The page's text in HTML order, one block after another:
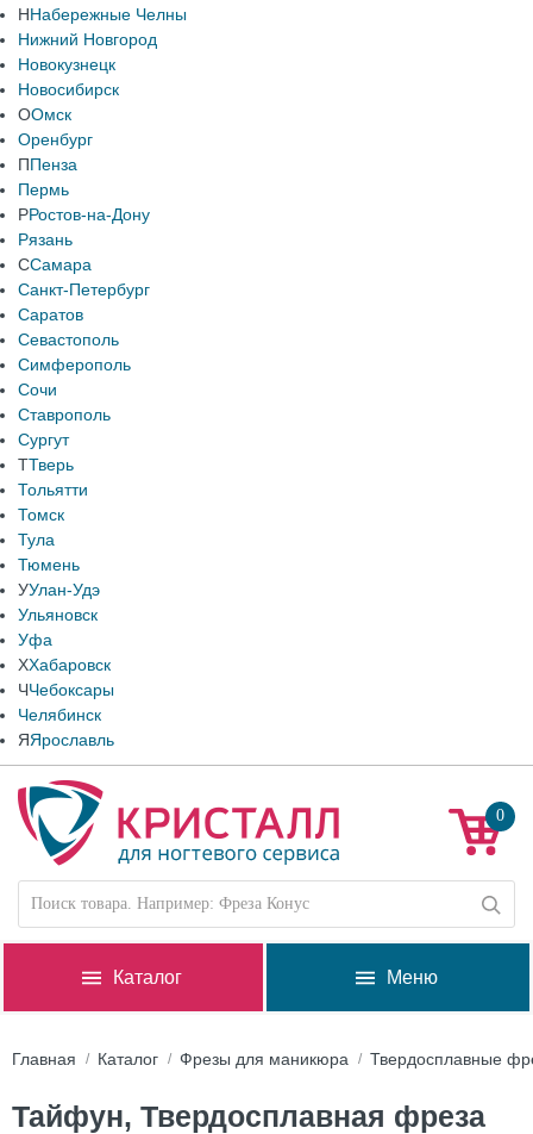
ННабережные Челны
Нижний Новгород
Новокузнецк
Новосибирск
ООмск
Оренбург
ППенза
Пермь
РРостов-на-Дону
Рязань
ССамара
Санкт-Петербург
Саратов
Севастополь
Симферополь
Сочи
Ставрополь
Сургут
ТТверь
Тольятти
Томск
Тула
Тюмень
УУлан-Удэ
Ульяновск
Уфа
ХХабаровск
ЧЧебоксары
Челябинск
ЯЯрославль
0
Каталог Меню
Главная Каталог Фрезы для маникюра Твердосплавные
Тайфун, Твердосплавная фреза